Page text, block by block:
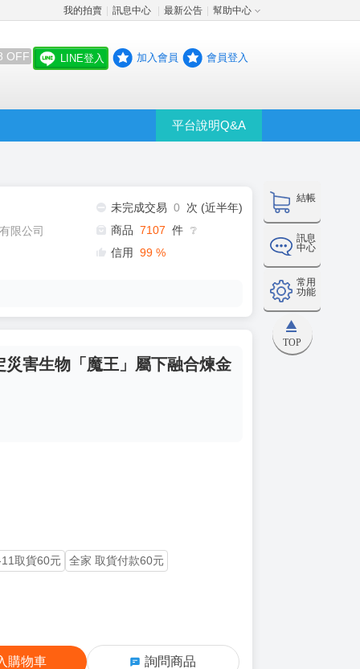
我的拍賣 訊息中心 最新公告 幫助中心
OFF LINE登入 加入會員 會員登入
平台說明Q&A
結帳
訊息
中心
常用
功能
TOP
限公司
未完成交易 0
次 (近半年)
商品 7107 件 ❔
信用 99 %
害生物「魔王」屬下融合煉金
取貨60元
全家 取貨付款60元
購物車 詢問商品